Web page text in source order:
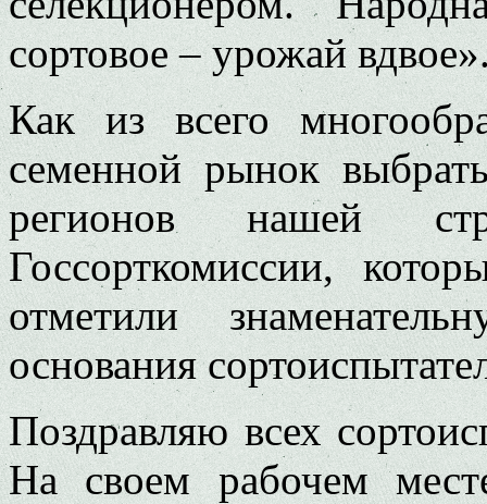
сортовое – урожай
Как из всего
семенной рынок
регионов нашей
Госсорткомиссии,
отметили
основания
Поздравляю всех
На своем рабочем